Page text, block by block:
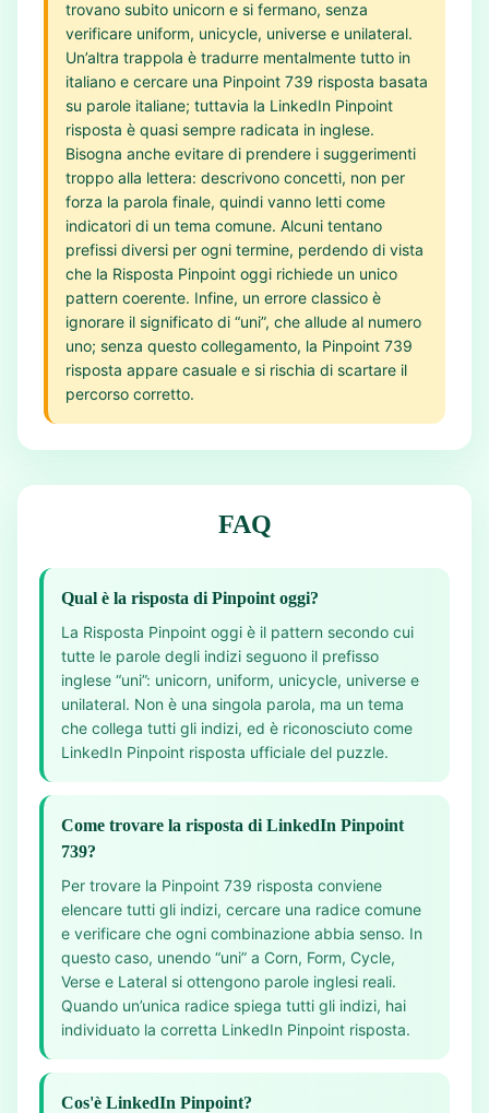
trovano subito unicorn e si fermano, senza
verificare uniform, unicycle, universe e unilateral.
Un’altra trappola è tradurre mentalmente tutto in
italiano e cercare una Pinpoint 739 risposta basata
su parole italiane; tuttavia la LinkedIn Pinpoint
risposta è quasi sempre radicata in inglese.
Bisogna anche evitare di prendere i suggerimenti
troppo alla lettera: descrivono concetti, non per
forza la parola finale, quindi vanno letti come
indicatori di un tema comune. Alcuni tentano
prefissi diversi per ogni termine, perdendo di vista
che la Risposta Pinpoint oggi richiede un unico
pattern coerente. Infine, un errore classico è
ignorare il significato di “uni”, che allude al numero
uno; senza questo collegamento, la Pinpoint 739
risposta appare casuale e si rischia di scartare il
percorso corretto.
FAQ
Qual è la risposta di Pinpoint oggi?
La Risposta Pinpoint oggi è il pattern secondo cui
tutte le parole degli indizi seguono il prefisso
inglese “uni”: unicorn, uniform, unicycle, universe e
unilateral. Non è una singola parola, ma un tema
che collega tutti gli indizi, ed è riconosciuto come
LinkedIn Pinpoint risposta ufficiale del puzzle.
Come trovare la risposta di LinkedIn Pinpoint
739?
Per trovare la Pinpoint 739 risposta conviene
elencare tutti gli indizi, cercare una radice comune
e verificare che ogni combinazione abbia senso. In
questo caso, unendo “uni” a Corn, Form, Cycle,
Verse e Lateral si ottengono parole inglesi reali.
Quando un’unica radice spiega tutti gli indizi, hai
individuato la corretta LinkedIn Pinpoint risposta.
Cos'è LinkedIn Pinpoint?